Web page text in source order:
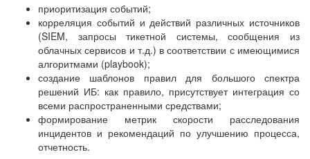
приоритизация событий;
корреляция событий и действий различных источников
(SIEM, запросы тикетной системы, сообщения из
облачных сервисов и т.д.) в соответствии с имеющимися
алгоритмами (playbook);
создание шаблонов правил для большого спектра
решений ИБ: как правило, присутствует интеграция со
всеми распространенными средствами;
формирование метрик скорости расследования
инцидентов и рекомендаций по улучшению процесса,
отчетность.